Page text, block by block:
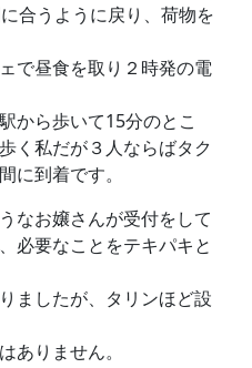
合うように戻り、荷物を
で昼食を取り２時発の電
から歩いて15分のとこ
く私だが３人ならばタク
に到着です。
なお嬢さんが受付をして
必要なことをテキパキと
ましたが、タリンほど設
ありません。